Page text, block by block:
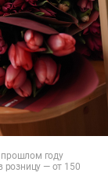
прошлом году
розницу — от 150